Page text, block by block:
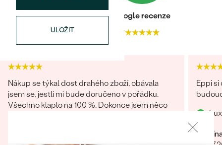
Wave kolekce
PROHLÉDNOUT
ULOŽIT
Heureka recenze
4.9
Google recenze
4.7
Nákup se týkal dost drahého zboží, obávala
jsem se, jestli mi bude doručeno v pořádku.
Všechno klaplo na 100 %. Dokonce jsem něco
Eppi si